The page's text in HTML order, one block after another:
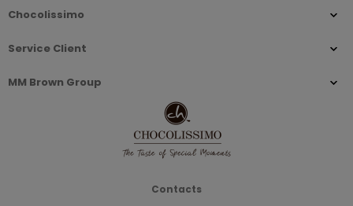
Chocolissimo
Service Client
MM Brown Group
Contacts